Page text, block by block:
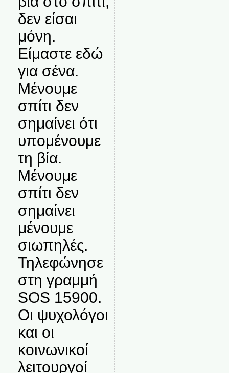
δεν είσαι
μόνη.
Είμαστε εδώ
για σένα.
Μένουμε
σπίτι δεν
σημαίνει ότι
υπομένουμε
τη βία.
Μένουμε
σπίτι δεν
σημαίνει
μένουμε
σιωπηλές.
Τηλεφώνησε
στη γραμμή
SOS 15900.
Οι ψυχολόγοι
και οι
κοινωνικοί
λειτουργοί